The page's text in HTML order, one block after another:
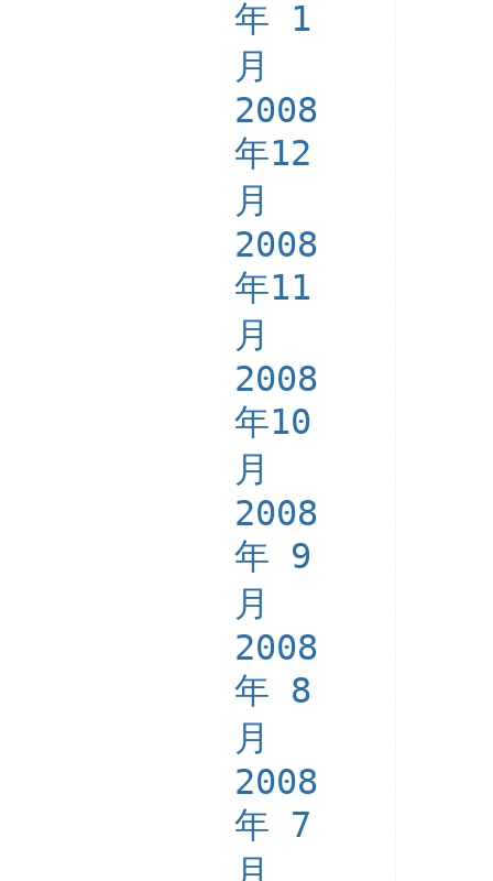
年 1
月
2008
年12
月
2008
年11
月
2008
年10
月
2008
年 9
月
2008
年 8
月
2008
年 7
月